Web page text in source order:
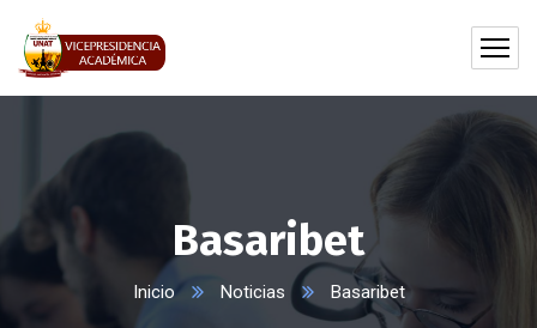
Basaribet
Inicio Noticias Basaribet